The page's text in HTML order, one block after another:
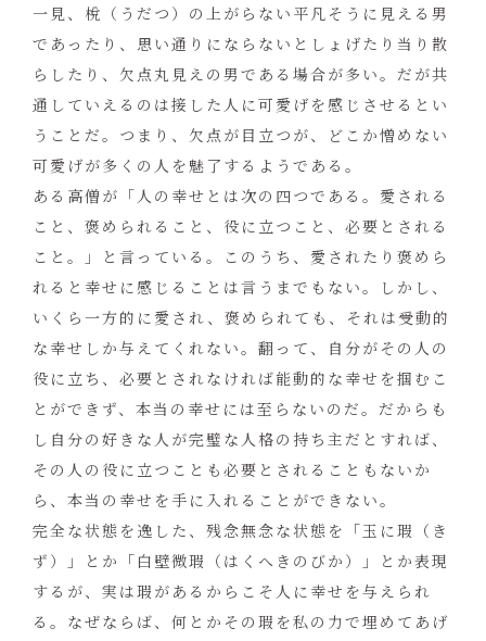
一見、梲（うだつ）の上がらない平凡そうに見える男
であったり、思い通りにならないとしょげたり当り散
らしたり、欠点丸見えの男である場合が多い。だが共
通していえるのは接した人に可愛げを感じさせるとい
うことだ。つまり、欠点が目立つが、どこか憎めない
可愛げが多くの人を魅了するようである。
ある高僧が「人の幸せとは次の四つである。愛される
こと、褒められること、役に立つこと、必要とされる
こと。」と言っている。このうち、愛されたり褒めら
れると幸せに感じることは言うまでもない。しかし、
いくら一方的に愛され、褒められても、それは受動的
な幸せしか与えてくれない。翻って、自分がその人の
役に立ち、必要とされなければ能動的な幸せを掴むこ
とができず、本当の幸せには至らないのだ。だからも
し自分の好きな人が完璧な人格の持ち主だとすれば、
その人の役に立つことも必要とされることもないか
ら、本当の幸せを手に入れることができない。
完全な状態を逸した、残念無念な状態を「玉に瑕（き
ず）」とか「白壁微瑕（はくへきのびか）」とか表現
するが、実は瑕があるからこそ人に幸せを与えられ
る。なぜならば、何とかその瑕を私の力で埋めてあげ